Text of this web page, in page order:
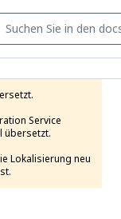
Service
übersetzt.
Lokalisierung neu